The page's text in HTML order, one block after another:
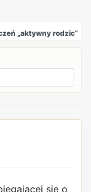
„aktywny rodzic”
się o